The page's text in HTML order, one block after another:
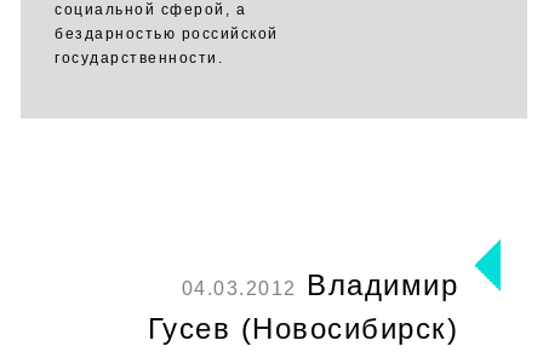
социальной сферой, а
бездарностью российской
государственности.
04.03.2012
Владимир
Гусев (Новосибирск)